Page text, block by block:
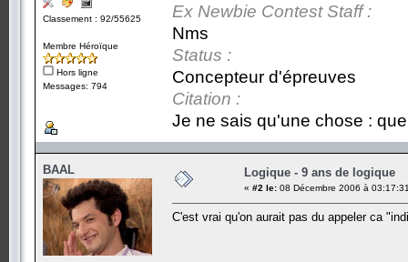
Classement : 92/55625
Membre Héroïque
Hors ligne
Messages: 794
Ex Newbie Contest Staff :
Nms
Status :
Concepteur d'épreuves
Citation :
Je ne sais qu'une chose :
BAAL Logique - 9 ans de logique
« #2 le: 08 Décembre 2006 à
C'est vrai qu'on aurait pas du appeler ca